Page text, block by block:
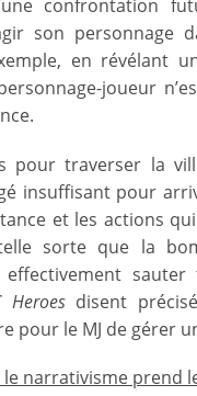
confrontation
son personnage
en révélant
joueur
pour traverser la
insuffisant pour
et les actions
sorte que la
Heroes disent
pour le MJ de gérer
narrativisme prend